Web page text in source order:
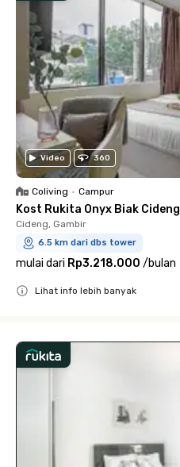
Video 360
Coliving • Campur
Kost Rukita Onyx Biak Cideng
Cideng, Gambir
6.5 km dari dbs tower
mulai dari Rp3.218.000 /bulan
Lihat info lebih banyak